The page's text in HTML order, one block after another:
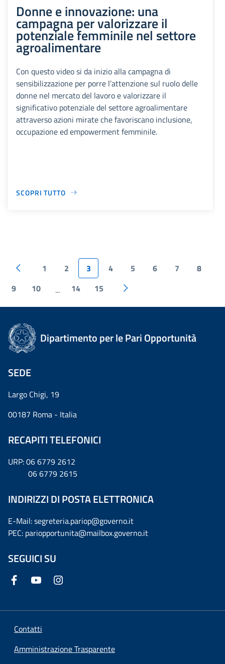
Donne e innovazione: una
campagna per valorizzare il
potenziale femminile nel settore
agroalimentare
Con questo video si da inizio alla campagna di
sensibilizzazione per porre l’attenzione sul ruolo delle
donne nel mercato del lavoro e valorizzare il
significativo potenziale del settore agroalimentare
attraverso azioni mirate che favoriscano inclusione,
occupazione ed empowerment femminile.
SCOPRI TUTTO
1 2 3 4 5 6 7
8
9
10 ... 14 15
Dipartimento per le Pari Opportunità
SEDE
Largo Chigi, 19
00187 Roma - Italia
RECAPITI TELEFONICI
URP: 06 6779 2612
06 6779 2615
INDIRIZZI DI POSTA ELETTRONICA
E-Mail: segreteria.pariop@governo.it
PEC: pariopportunita@mailbox.governo.it
SEGUICI SU
Contatti
Amministrazione Trasparente